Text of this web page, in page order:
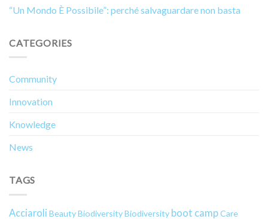
“Un Mondo È Possibile”: perché salvaguardare non basta
CATEGORIES
Community
Innovation
Knowledge
News
TAGS
Acciaroli BeautyBiodiversityBiodiversity boot campCare